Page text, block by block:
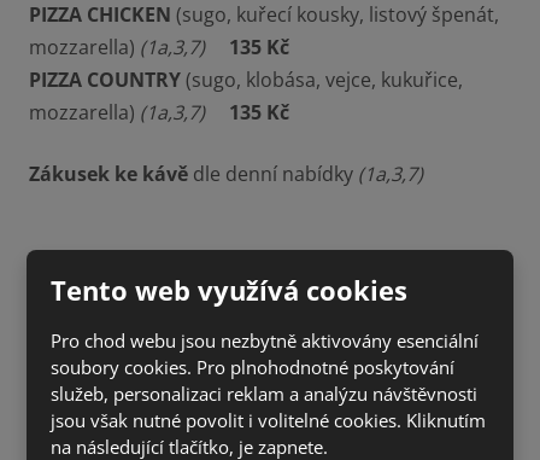
PIZZA CHICKEN (sugo, kuřecí kousky, listový špenát,
mozzarella) (1a,3,7) 135 Kč
PIZZA COUNTRY(sugo, klobása, vejce, kukuřice,
mozzarella) (1a,3,7) 135 Kč
Zákusek ke kávě dle denní nabídky (1a,3,7)
Tento web využívá cookies
Pro chod webu jsou nezbytně aktivovány esenciální
soubory cookies. Pro plnohodnotné poskytování
služeb, personalizaci reklam a analýzu návštěvnosti
jsou však nutné povolit i volitelné cookies. Kliknutím
na následující tlačítko, je zapnete.